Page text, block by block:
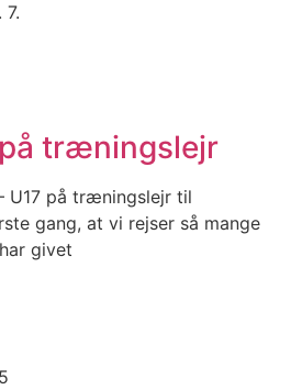
træningslejr
U17 på træningslejr til
gang, at vi rejser så mange
givet